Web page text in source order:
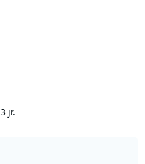
3 jr.